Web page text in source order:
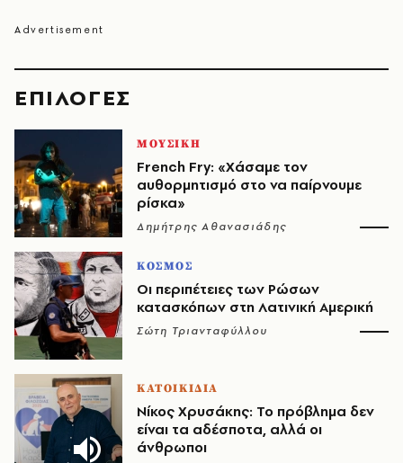
EΠΙΛΟΓΈΣ
ΜΟΥΣΙΚΗ
French Fry: «Χάσαμε τον
αυθορμητισμό στο να παίρνουμε
ρίσκα»
Δημήτρης Αθανασιάδης
ΚΟΣΜΟΣ
Οι περιπέτειες των Ρώσων
κατασκόπων στη Λατινική Αμερική
Σώτη Τριανταφύλλου
ΚΑΤΟΙΚΙΔΙΑ
Νίκος Χρυσάκης: Το πρόβλημα δεν
είναι τα αδέσποτα, αλλά οι
άνθρωποι